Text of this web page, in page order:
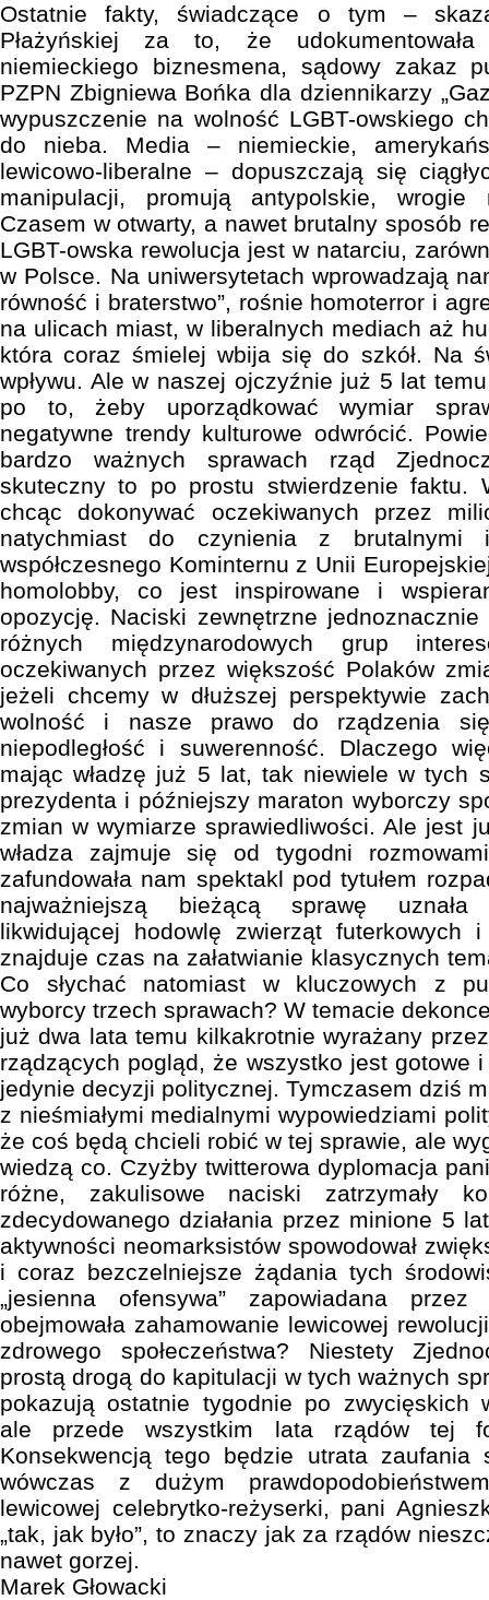
Ostatnie fakty, świadczące o tym –
Płażyńskiej za to, że udokumentowała
niemieckiego biznesmena, sądowy zakaz
PZPN Zbigniewa Bońka dla dziennikarzy
wypuszczenie na wolność LGBT-owskiego
do nieba. Media – niemieckie,
lewicowo-liberalne – dopuszczają się
manipulacji, promują antypolskie,
Czasem w otwarty, a nawet brutalny sposób
LGBT-owska rewolucja jest w natarciu,
w Polsce. Na uniwersytetach wprowadzają
równość i braterstwo”, rośnie homoterror i
na ulicach miast, w liberalnych mediach aż
która coraz śmielej wbija się do szkół. Na
wpływu. Ale w naszej ojczyźnie już 5 lat
po to, żeby uporządkować wymiar
negatywne trendy kulturowe odwrócić.
bardzo ważnych sprawach rząd
skuteczny to po prostu stwierdzenie faktu.
chcąc dokonywać oczekiwanych przez
natychmiast do czynienia z brutalnymi
współczesnego Kominternu z Unii
homolobby, co jest inspirowane i
opozycję. Naciski zewnętrzne
różnych międzynarodowych grup
oczekiwanych przez większość Polaków
jeżeli chcemy w dłuższej perspektywie
wolność i nasze prawo do rządzenia
niepodległość i suwerenność. Dlaczego
mając władzę już 5 lat, tak niewiele w tych
prezydenta i późniejszy maraton wyborczy
zmian w wymiarze sprawiedliwości. Ale jest
władza zajmuje się od tygodni
zafundowała nam spektakl pod tytułem
najważniejszą bieżącą sprawę uznała
likwidującej hodowlę zwierząt futerkowych
znajduje czas na załatwianie klasycznych
Co słychać natomiast w kluczowych z
wyborcy trzech sprawach? W temacie
już dwa lata temu kilkakrotnie wyrażany
rządzących pogląd, że wszystko jest gotowe
jedynie decyzji politycznej. Tymczasem dziś
z nieśmiałymi medialnymi wypowiedziami
że coś będą chcieli robić w tej sprawie, ale
wiedzą co. Czyżby twitterowa dyplomacja
różne, zakulisowe naciski zatrzymały
zdecydowanego działania przez minione 5
aktywności neomarksistów spowodował
i coraz bezczelniejsze żądania tych
„jesienna ofensywa” zapowiadana
obejmowała zahamowanie lewicowej
zdrowego społeczeństwa? Niestety
prostą drogą do kapitulacji w tych ważnych
pokazują ostatnie tygodnie po zwycięskich
ale przede wszystkim lata rządów tej
Konsekwencją tego będzie utrata zaufania
wówczas z dużym
lewicowej celebrytko-reżyserki, pani
„tak, jak było”, to znaczy jak za rządów
nawet gorzej.
Marek Głowacki